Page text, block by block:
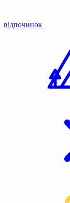
відпочинок